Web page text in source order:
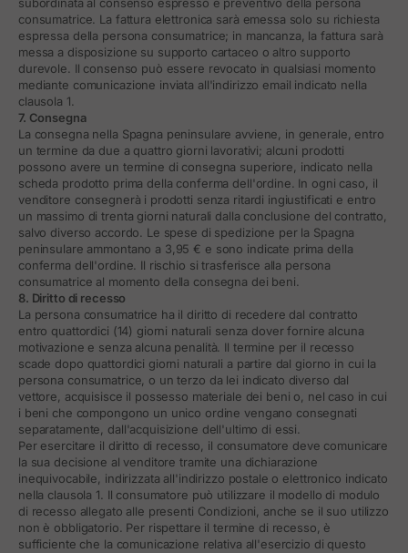
consumatrice. La fattura elettronica sarà emessa solo su richiesta
espressa della persona consumatrice; in mancanza, la fattura sarà
messa a disposizione su supporto cartaceo o altro supporto
durevole. Il consenso può essere revocato in qualsiasi momento
mediante comunicazione inviata all'indirizzo email indicato nella
clausola 1.
7. Consegna
La consegna nella Spagna peninsulare avviene, in generale, entro
un termine da due a quattro giorni lavorativi; alcuni prodotti
possono avere un termine di consegna superiore, indicato nella
scheda prodotto prima della conferma dell'ordine. In ogni caso, il
venditore consegnerà i prodotti senza ritardi ingiustificati e entro
un massimo di trenta giorni naturali dalla conclusione del contratto,
salvo diverso accordo. Le spese di spedizione per la Spagna
peninsulare ammontano a 3,95 € e sono indicate prima della
conferma dell'ordine. Il rischio si trasferisce alla persona
consumatrice al momento della consegna dei beni.
8. Diritto di recesso
La persona consumatrice ha il diritto di recedere dal contratto
entro quattordici (14) giorni naturali senza dover fornire alcuna
motivazione e senza alcuna penalità. Il termine per il recesso
scade dopo quattordici giorni naturali a partire dal giorno in cui la
persona consumatrice, o un terzo da lei indicato diverso dal
vettore, acquisisce il possesso materiale dei beni o, nel caso in cui
i beni che compongono un unico ordine vengano consegnati
separatamente, dall'acquisizione dell'ultimo di essi.
Per esercitare il diritto di recesso, il consumatore deve comunicare
la sua decisione al venditore tramite una dichiarazione
inequivocabile, indirizzata all'indirizzo postale o elettronico indicato
nella clausola 1. Il consumatore può utilizzare il modello di modulo
di recesso allegato alle presenti Condizioni, anche se il suo utilizzo
non è obbligatorio. Per rispettare il termine di recesso, è
sufficiente che la comunicazione relativa all'esercizio di questo